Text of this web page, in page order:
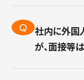
A
実務経験者
ル・スキル
ます。
Q
社内に外国
が、面接等
A
弊社に各国